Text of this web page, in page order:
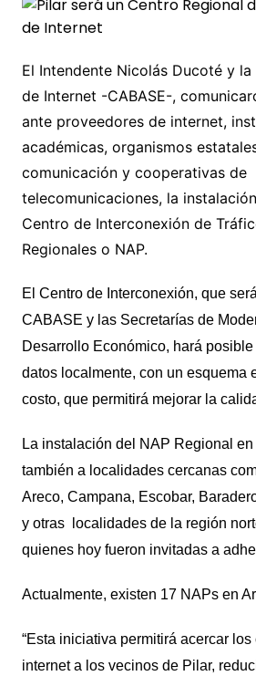
El Intendente Nicolás Ducoté y
de Internet -CABASE-,
ante proveedores de internet,
académicas, organismos
comunicación y cooperativas de
telecomunicaciones, la
Centro de Interconexión de
Regionales o NAP.
El Centro de Interconexión, que
CABASE y las Secretarías de
Desarrollo Económico, hará
datos localmente, con un esquema
costo, que permitirá mejorar la
La instalación del NAP Regional
también a localidades cercanas
Areco, Campana, Escobar,
y otras localidades de la región
quienes hoy fueron invitadas a
Actualmente, existen 17 NAPs en
“Esta iniciativa permitirá acercar
internet a los vecinos de Pilar,